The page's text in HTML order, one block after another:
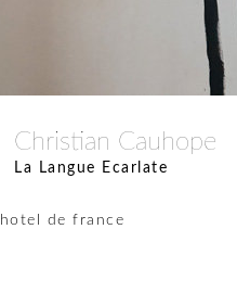
Christian Cauhope
La Langue Ecarlate
hotel de france